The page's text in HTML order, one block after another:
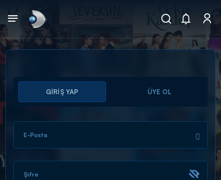
Arama
ARAMA SONUÇLARI
GİRİŞ YAP ÜYE OL
E-Posta
Şifre